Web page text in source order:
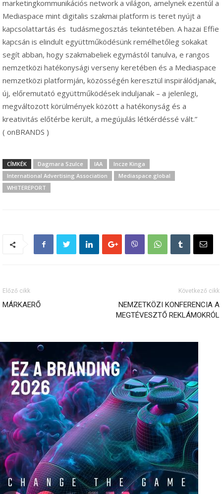
marketingkommunikációs network a világon, amelynek ezentúl a
Mediaspace mint digitalis szakmai platform is teret nyújt a
kapcsolattartás és tudásmegosztás tekintetében. A hazai Effie
kapcsán is elindult együttműködésünk remélhetőleg sokakat
segít abban, hogy szakmabeliek egymástól tanulva, e rangos
nemzetközi hatékonysági verseny keretében és a Mediaspace
nemzetközi platformján, közösségén keresztül inspirálódjanak,
új, előremutató együttműködések induljanak – a jelenlegi,
megváltozott körülmények között a hatékonyság és a
kreativitás előtérbe került, a megújulás létkérdéssé vált.”
( onBRANDS )
CÍMKÉK Dagmara Szulce IAA
Incze Kinga
International Advertising Association
Mediaspace.global
WHITEREPORT
Előző cikk
MÁRKAERŐ
Következő cikk
NEMZETKÖZI KONFERENCIA A
MEGTÉVESZTŐ REKLÁMOKRÓL